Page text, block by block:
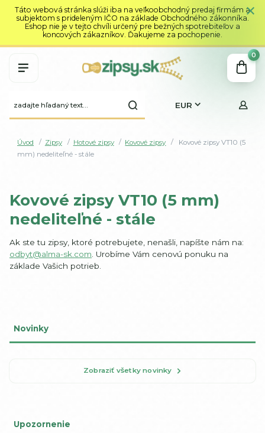
Táto webová stránka slúži iba na veľkoobchodný predaj firmám a
subjektom s prideleným IČO na základe Obchodného zákonníka.
Eshop nie je v tejto chvíli určený pre bežných spotrebiteľov a
koncových zákazníkov. Ďakujeme za pochopenie.
EUR
0
Úvod Zipsy Hotové zipsy Kovové zipsy
Kovové zipsy VT10 (5
mm) nedeliteľné - stále
Kovové zipsy VT10 (5 mm)
nedeliteľné - stále
Ak ste tu zipsy, ktoré potrebujete, nenašli, napíšte nám na:
odbyt@alma-sk.com . Urobíme Vám cenovú ponuku na
základe Vašich potrieb.
Novinky
Zobraziť všetky novinky
Upozornenie